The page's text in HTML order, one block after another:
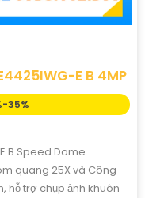
E B 4MP
35%
B Speed Dome
quang 25X và Công
hỗ trợ chụp ảnh khuôn